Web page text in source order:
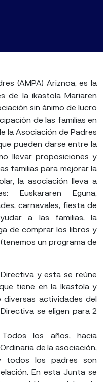
(AMPA) Ariznoa, es la
de la ikastola Mariaren
sin ánimo de lucro
de las familias en
la Asociación de Padres
pueden darse entre la
llevar proposiciones y
familias para mejorar la
la asociación lleva a
Euskararen Eguna,
carnavales, fiesta de
a las familias, la
de comprar los libros y
un programa de
y esta se reúne
tiene en la Ikastola y
actividades del
se eligen para 2
los años, hacia
de la asociación,
todos los padres son
En esta Junta se